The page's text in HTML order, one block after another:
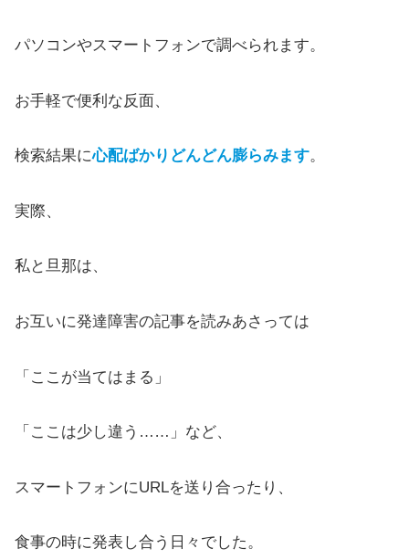
パソコンやスマートフォンで調べられます。
お手軽で便利な反面、
検索結果に心配ばかりどんどん膨らみます。
実際、
私と旦那は、
お互いに発達障害の記事を読みあさっては
「ここが当てはまる」
「ここは少し違う……」など、
スマートフォンにURLを送り合ったり、
食事の時に発表し合う日々でした。